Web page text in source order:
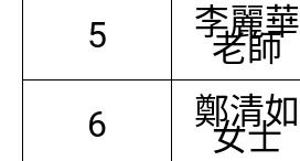
5 李麗華
老師
6 鄭清如
女士